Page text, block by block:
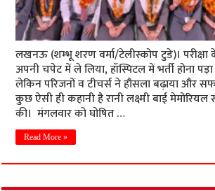
लखनऊ (शम्भू शरण वर्मा/टेलीस्कोप टुडे)। परीक्षा
अपनी चपेट में ले लिया, हॉस्पिटल में भर्ती होना
लेकिन परिजनों व टीचर्स ने हौसला बढ़ाया और
कुछ ऐसी ही कहानी है रानी लक्ष्मी बाई
की। मंगलवार को घोषित …
Read More »